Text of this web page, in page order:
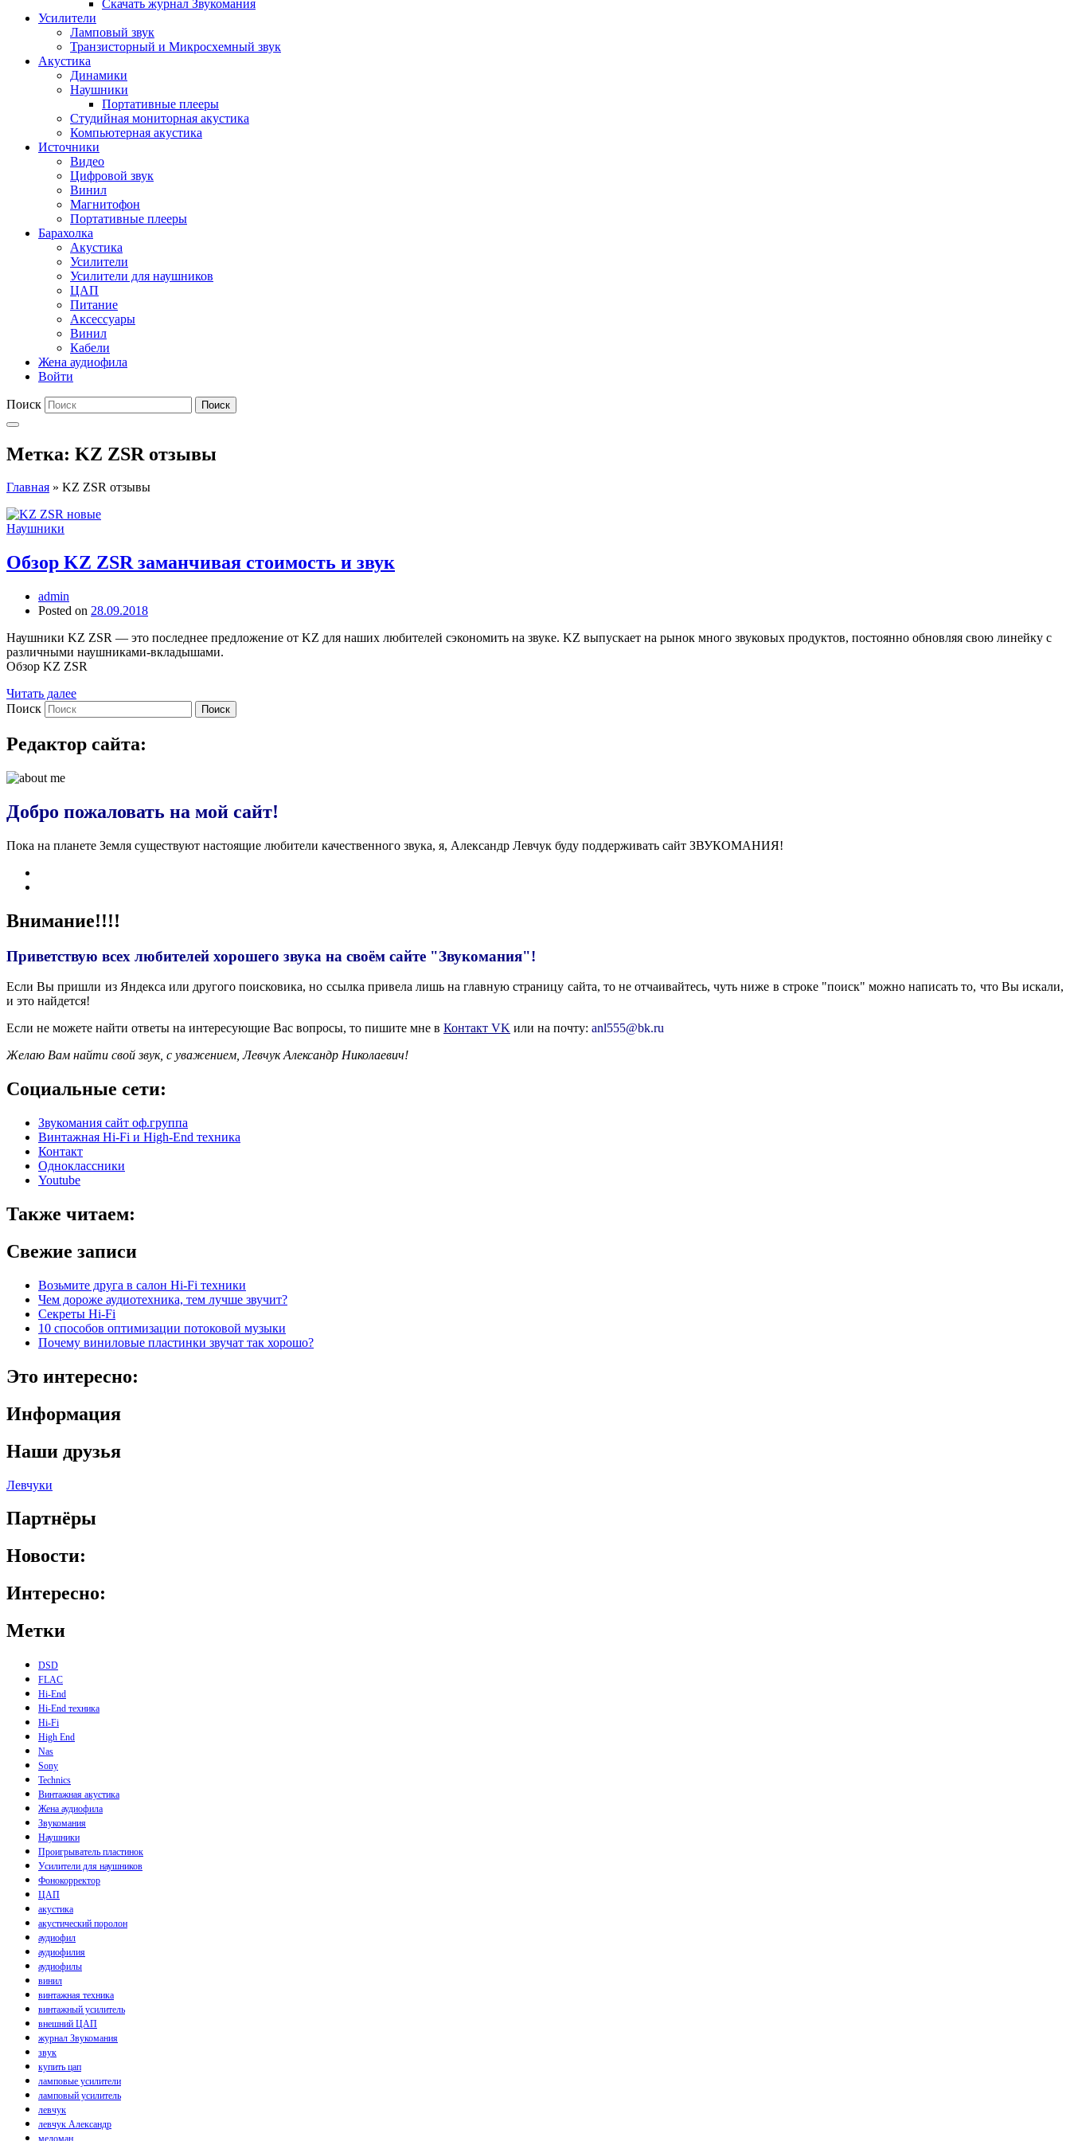
Скачать журнал Звукомания
Усилители
Ламповый звук
Транзисторный и Микросхемный звук
Акустика
Динамики
Наушники
Портативные плееры
Студийная мониторная акустика
Компьютерная акустика
Источники
Видео
Цифровой звук
Винил
Магнитофон
Портативные плееры
Барахолка
Акустика
Усилители
Усилители для наушников
ЦАП
Питание
Аксессуары
Винил
Кабели
Жена аудиофила
Войти
Поиск Поиск
Метка: KZ ZSR отзывы
Главная » KZ ZSR отзывы
Наушники
Обзор KZ ZSR заманчивая стоимость и звук
admin
Posted on 28.09.2018
Наушники KZ ZSR — это последнее предложение от KZ для наших любителей сэкономить на звуке. KZ выпускает на рынок много звуковых продуктов, постоянно обновляя свою линейку с
различными наушниками-вкладышами.
Обзор KZ ZSR
Читать далее
Поиск
Поиск
Редактор сайта:
Добро пожаловать на мой сайт!
Пока на планете Земля существуют настоящие любители качественного звука, я, Александр Левчук буду поддерживать сайт ЗВУКОМАНИЯ!
Внимание!!!!
Приветствую всех любителей хорошего звука на своём сайте "Звукомания"!
Если Вы пришли из Яндекса или другого поисковика, но ссылка привела лишь на главную страницу сайта, то не отчаивайтесь, чуть ниже в строке "поиск" можно написать то, что Вы искали,
и это найдется!
Если не можете найти ответы на интересующие Вас вопросы, то пишите мне в Контакт VK или на почту: anl555@bk.ru
Желаю Вам найти свой звук, с уважением, Левчук Александр Николаевич!
Социальные сети:
Звукомания сайт оф.группа
Винтажная Hi-Fi и High-End техника
Контакт
Одноклассники
Youtube
Также читаем:
Свежие записи
Возьмите друга в салон Hi-Fi техники
Чем дороже аудиотехника, тем лучше звучит?
Секреты Hi-Fi
10 способов оптимизации потоковой музыки
Почему виниловые пластинки звучат так хорошо?
Это интересно:
Информация
Наши друзья
Левчуки
Партнёры
Новости:
Интересно:
Метки
DSD
FLAC
Hi-End
Hi-End техника
Hi-Fi
High End
Nas
Sony
Technics
Винтажная акустика
Жена аудиофила
Звукомания
Наушники
Проигрыватель пластинок
Усилители для наушников
Фонокорректор
ЦАП
акустика
акустический поролон
аудиофил
аудиофилия
аудиофилы
винил
винтажная техника
винтажный усилитель
внешний ЦАП
журнал Звукомания
звук
купить цап
ламповые усилители
ламповый усилитель
левчук
левчук Александр
меломан